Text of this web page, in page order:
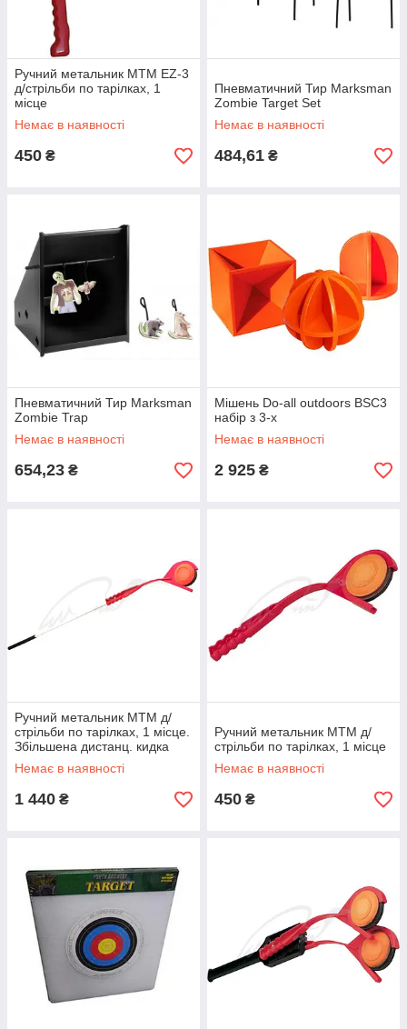
Ручний метальник MTM EZ-3
д/стрільби по тарілках, 1
місце
Немає в наявності
450 ₴
Пневматичний Тир Marksman
Zombie Target Set
Немає в наявності
484,61 ₴
Пневматичний Тир Marksman
Zombie Trap
Немає в наявності
654,23 ₴
Мішень Do-all outdoors BSC3
набір з 3-х
Немає в наявності
2 925 ₴
Ручний метальник MTM д/
стрільби по тарілках, 1 місце.
Збільшена дистанц. кидка
ц:червоний
Немає в наявності
1 440 ₴
Ручний метальник MTM д/
стрільби по тарілках, 1 місце
Немає в наявності
450 ₴